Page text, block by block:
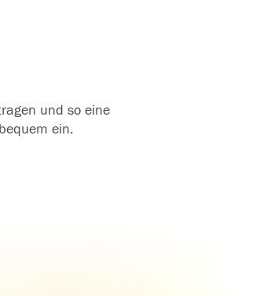
und so eine
ein.